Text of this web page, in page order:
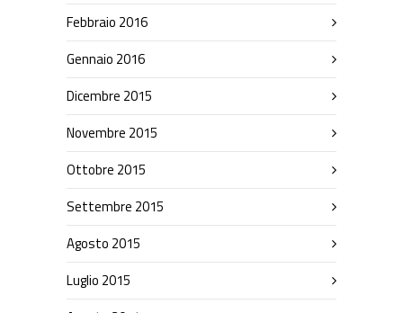
Febbraio 2016
Gennaio 2016
Dicembre 2015
Novembre 2015
Ottobre 2015
Settembre 2015
Agosto 2015
Luglio 2015